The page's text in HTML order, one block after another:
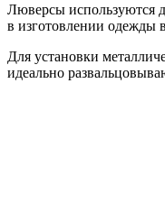
Люверсы используются
в изготовлении одежды
Для установки
идеально